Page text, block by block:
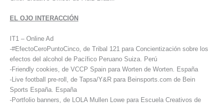
EL OJO INTERACCIÓN
IT1 – Online Ad
-#EfectoCeroPuntoCinco, de Tribal 121 para Concientización sobre los
efectos del alcohol de Pacífico Peruano Suiza. Perú
-Friendly cookies, de VCCP Spain para Worten de Worten. España
-Live football pre-roll, de Tapsa/Y&R para Beinsports.com de Bein
Sports España. España
-Portfolio banners, de LOLA Mullen Lowe para Escuela Creativos de